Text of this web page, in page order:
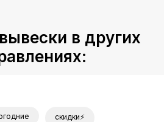
в других
скидки⚡